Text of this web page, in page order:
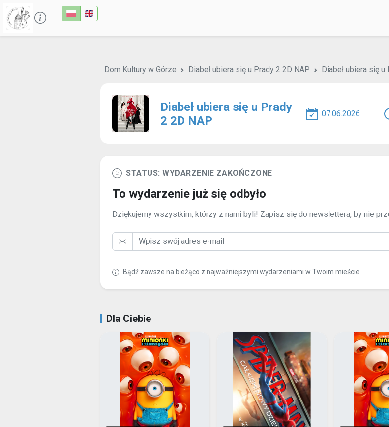
Dom Kultury w Górze Diabeł ubiera się u Prady 2 2D NAP Diabeł ubiera się u
Diabeł ubiera się u Prady
2 2D NAP
07.06.2026
STATUS: WYDARZENIE ZAKOŃCZONE
To wydarzenie już się odbyło
Dziękujemy wszystkim, którzy z nami byli! Zapisz się do newslettera, by nie
Bądź zawsze na bieżąco z najważniejszymi wydarzeniami w Twoim mieście.
Dla Ciebie